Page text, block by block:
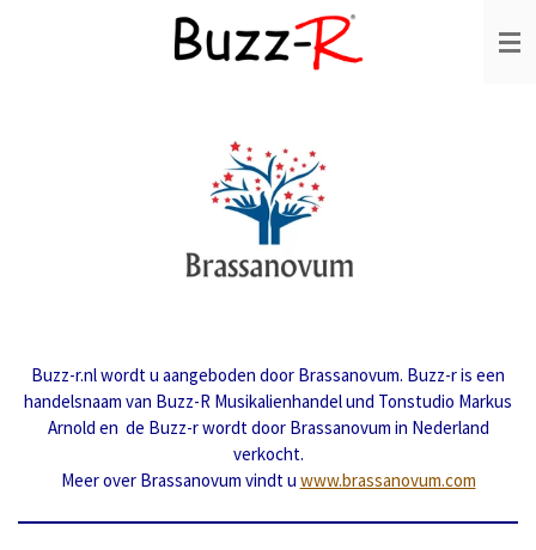
Buzz-r.nl wordt u aangeboden door Brassanovum. Buzz-r is een
handelsnaam van Buzz-R Musikalienhandel und Tonstudio Markus
Arnold en de Buzz-r wordt door Brassanovum in Nederland
verkocht.
Meer over Brassanovum vindt u www.brassanovum.com